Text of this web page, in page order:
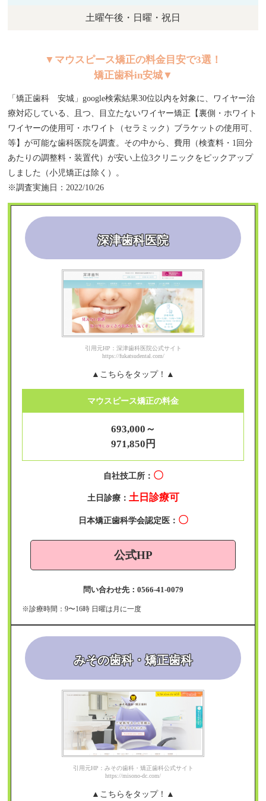
土曜午後・日曜・祝日
▼マウスピース矯正の料金目安で3選！
矯正歯科in安城▼
「矯正歯科 安城」google検索結果30位以内を対象に、ワイヤー治
療対応している、且つ、目立たないワイヤー矯正【裏側・ホワイト
ワイヤーの使用可・ホワイト（セラミック）ブラケットの使用可、
等】が可能な歯科医院を調査。その中から、費用（検査料・1回分
あたりの調整料・装置代）が安い上位3クリニックをピックアップ
しました（小児矯正は除く）。
※調査実施日：2022/10/26
深津歯科医院
引用元HP：深津歯科医院公式サイト
https://fukatsudental.com/
▲こちらをタップ！▲
マウスピース矯正の料金
693,000～
971,850円
自社技工所： 〇
土日診療： 土日診療可
日本矯正歯科学会認定医： 〇
公式HP
問い合わせ先：0566-41-0079
※診療時間：9〜16時 日曜は月に一度
みその歯科・矯正歯科
引用元HP：みその歯科・矯正歯科公式サイト
https://misono-dc.com/
▲こちらをタップ！▲